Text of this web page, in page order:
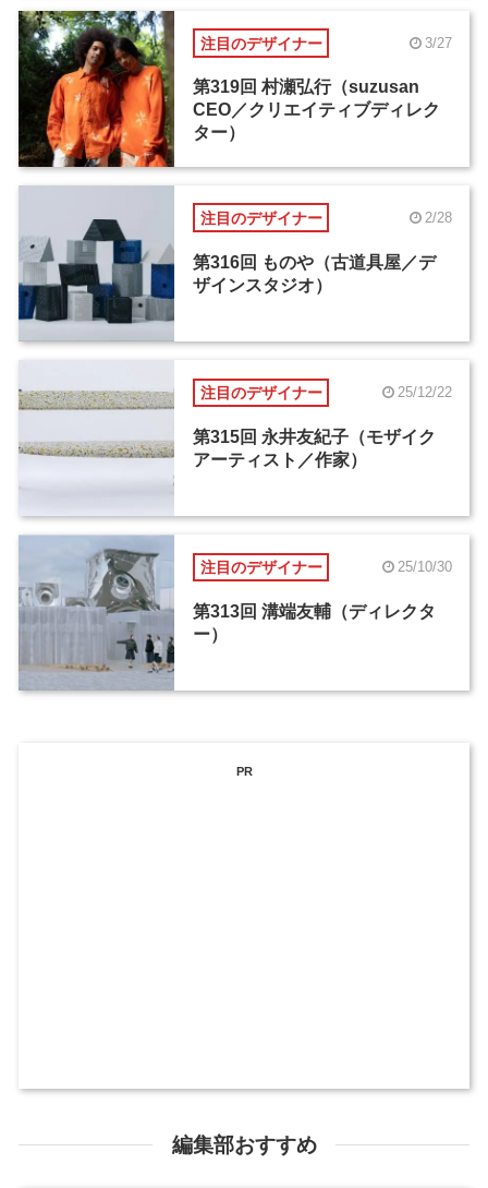
注目のデザイナー 3/27
第319回 村瀬弘行（suzusan
CEO／クリエイティブディレク
ター）
注目のデザイナー 2/28
第316回 ものや（古道具屋／デ
ザインスタジオ）
注目のデザイナー 25/12/22
第315回 永井友紀子（モザイク
アーティスト／作家）
注目のデザイナー 25/10/30
第313回 溝端友輔（ディレクタ
ー）
PR
編集部おすすめ